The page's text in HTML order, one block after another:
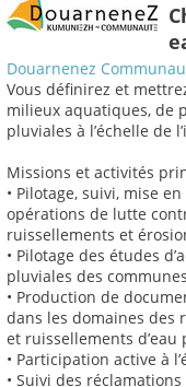
Douarnenez
Vous définirez et
milieux aquatiques, de
pluviales à l’échelle de
Missions et activités
• Pilotage, suivi, mise
opérations de lutte
ruissellements et
• Pilotage des études
pluviales des
• Production de
dans les domaines des
et ruissellements d’eau
• Participation active à
• Suivi des